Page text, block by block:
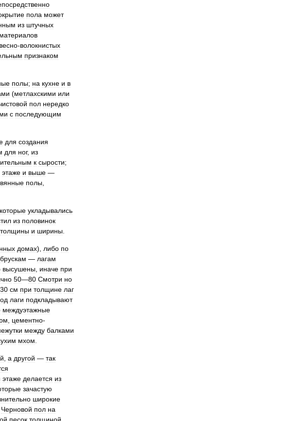
пола может
из штучных
материалов
весно-волокнистых
признаком
полы; на кухне и в
(метлахскими или
пол нередко
с последующим
для создания
для ног, из
к сырости;
этаже и выше —
полы
которые укладывались
из половинок
толщины и ширины
домах), либо по
брускам — лагам
высушены иначе при
50—80 Смотри но
см при толщине лаг
лаги подкладывают
междуэтажные
цементно-
между балками
мхом
а другой — так
этаже делается из
зачастую
широкие
Черновой пол на